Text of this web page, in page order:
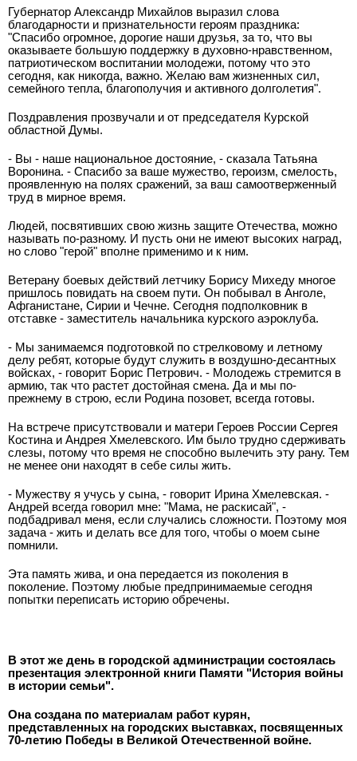
Губернатор Александр Михайлов выразил слова
благодарности и признательности героям праздника:
"Спасибо огромное, дорогие наши друзья, за то, что вы
оказываете большую поддержку в духовно-нравственном,
патриотическом воспитании молодежи, потому что это
сегодня, как никогда, важно. Желаю вам жизненных сил,
семейного тепла, благополучия и активного долголетия".
Поздравления прозвучали и от председателя Курской
областной Думы.
- Вы - наше национальное достояние, - сказала Татьяна
Воронина. - Спасибо за ваше мужество, героизм, смелость,
проявленную на полях сражений, за ваш самоотверженный
труд в мирное время.
Людей, посвятивших свою жизнь защите Отечества, можно
называть по-разному. И пусть они не имеют высоких наград,
но слово "герой" вполне применимо и к ним.
Ветерану боевых действий летчику Борису Михеду многое
пришлось повидать на своем пути. Он побывал в Анголе,
Афганистане, Сирии и Чечне. Сегодня подполковник в
отставке - заместитель начальника курского аэроклуба.
- Мы занимаемся подготовкой по стрелковому и летному
делу ребят, которые будут служить в воздушно-десантных
войсках, - говорит Борис Петрович. - Молодежь стремится в
армию, так что растет достойная смена. Да и мы по-
прежнему в строю, если Родина позовет, всегда готовы.
На встрече присутствовали и матери Героев России Сергея
Костина и Андрея Хмелевского. Им было трудно сдерживать
слезы, потому что время не способно вылечить эту рану. Тем
не менее они находят в себе силы жить.
- Мужеству я учусь у сына, - говорит Ирина Хмелевская. -
Андрей всегда говорил мне: "Мама, не раскисай", -
подбадривал меня, если случались сложности. Поэтому моя
задача - жить и делать все для того, чтобы о моем сыне
помнили.
Эта память жива, и она передается из поколения в
поколение. Поэтому любые предпринимаемые сегодня
попытки переписать историю обречены.
В этот же день в городской администрации состоялась
презентация электронной книги Памяти "История войны
в истории семьи".
Она создана по материалам работ курян,
представленных на городских выставках, посвященных
70-летию Победы в Великой Отечественной войне.